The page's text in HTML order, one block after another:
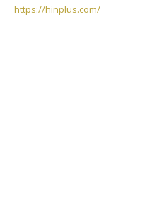
https://hinplus.com/